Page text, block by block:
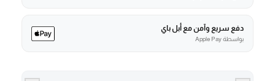
دفع سريع وآمن مع أبل باي
بواسطة Apple Pay